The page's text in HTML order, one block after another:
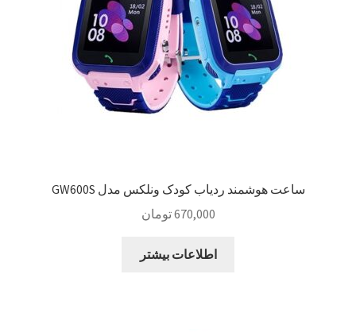
ساعت هوشمند ردیاب کودک ونلکس مدل GW600S
670,000تومان
اطلاعات بیشتر